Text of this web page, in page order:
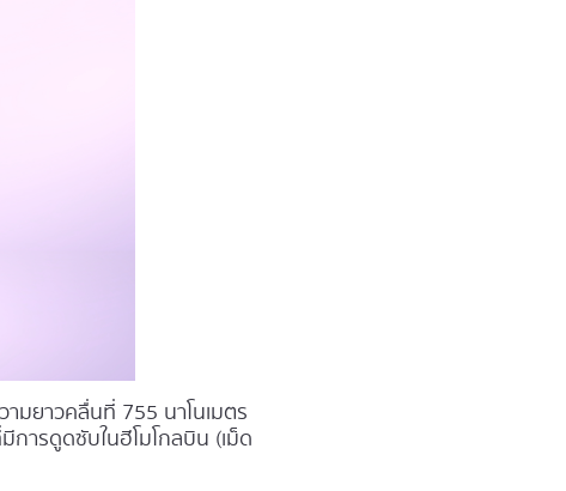
มยาวคลื่นที่ 755 นาโนเมตร
ารดูดซับในฮีโมโกลบิน (เม็ด